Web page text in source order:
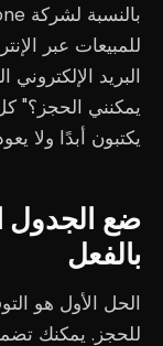
للمبيعات عبر
البريد
يمكنني الحجز؟"
يكتبون أبدًا ولا
ضع الجدول
بالفعل
الحل الأول هو